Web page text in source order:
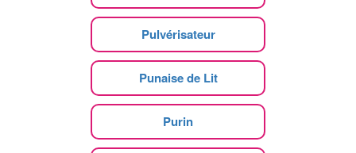
Pulvérisateur
Punaise de Lit
Purin